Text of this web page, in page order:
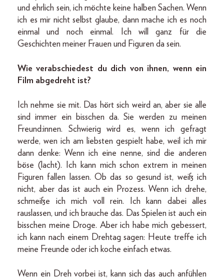
und ehrlich sein, ich möchte keine halben Sachen. Wenn
ich es mir nicht selbst glaube, dann mache ich es noch
einmal und noch einmal. Ich will ganz für die
Geschichten meiner Frauen und Figuren da sein.
Wie verabschiedest du dich von ihnen, wenn ein
Film abgedreht ist?
Ich nehme sie mit. Das hört sich weird an, aber sie alle
sind immer ein bisschen da. Sie werden zu meinen
Freund:innen. Schwierig wird es, wenn ich gefragt
werde, wen ich am liebsten gespielt habe, weil ich mir
dann denke: Wenn ich eine nenne, sind die anderen
böse (lacht). Ich kann mich schon extrem in meinen
Figuren fallen lassen. Ob das so gesund ist, weiß ich
nicht, aber das ist auch ein Prozess. Wenn ich drehe,
schmeiße ich mich voll rein. Ich kann dabei alles
rauslassen, und ich brauche das. Das Spielen ist auch ein
bisschen meine Droge. Aber ich habe mich gebessert,
ich kann nach einem Drehtag sagen: Heute treffe ich
meine Freunde oder ich koche einfach etwas.
Wenn ein Dreh vorbei ist, kann sich das auch anfühlen